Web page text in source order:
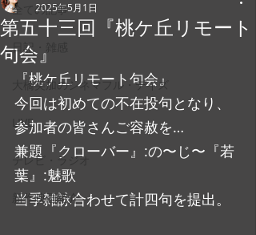
全ての記事
日記・雑感
大橋美加のシネマフル・デイズ
LIVE
テレビ・ラジオ
新作映画紹介
第五十三回『桃ケ丘リモート
句会』
2025年5月1日
『桃ケ丘リモート句会』
今回は初めての不在投句となり、
参加者の皆さんご容赦を…
兼題『クローバー』:の〜じ〜『若
葉』:魅歌
当季雑詠合わせて計四句を提出。